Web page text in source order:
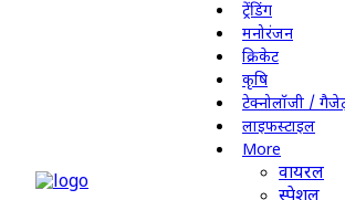
ट्रेंडिंग
मनोरंजन
क्रिकेट
कृषि
टेक्नोलॉजी /
लाइफस्टाइल
More
वायरल